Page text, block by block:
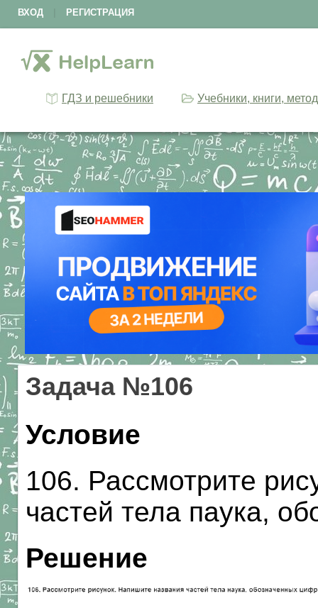
ВХОД РЕГИСТРАЦИЯ
ГДЗ и решебники Учебники, книги,
Задача №106
Условие
106. Рассмотрите
частей тела паука,
Решение